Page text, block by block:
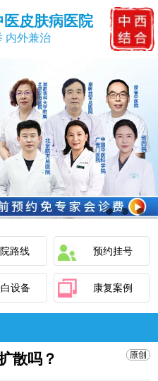
皮肤病医院
内外兼治
路线 预约挂号
设备 康复案例
散吗？